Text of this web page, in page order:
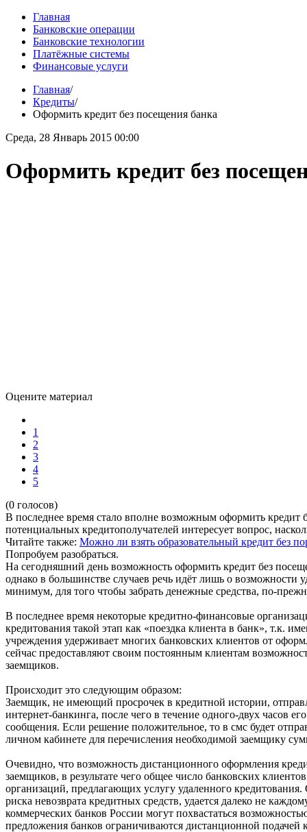
Главная
Банковские операции
Банковские технологии
Платёжные системы
Финансовые услуги
Главная/
Кредиты/
Оформить кредит без посещения банка
Среда, 28 Январь 2015 00:00
Оформить кредит без
Оцените материал
1
2
3
4
5
(0 голосов)
В последнее время стало вполне возможным оформить
потенциальных кредитополучателей интересует вопрос,
Читайте также: Можно ли взять образовательный кредит без
Попробуем разобраться.
На сегодняшний день возможность оформить кредит без
однако в большинстве случаев речь идёт лишь о возможности
минимум, для того чтобы забрать денежные средства, по-
В последнее время некоторые кредитно-финансовые
кредитования такой этап как «поездка клиента в банк», т.к.
учреждения удерживает многих банковских клиентов от
сейчас предоставляют своим постоянным клиентам
заемщиков.
Происходит это следующим образом:
Заемщик, не имеющий просрочек в кредитной истории,
интернет-банкинга, после чего в течение одного-двух часов
сообщения. Если решение положительное, то в смс будет
личном кабинете для перечисления необходимой заемщику
Очевидно, что возможность дистанционного оформления
заемщиков, в результате чего общее число банковских
организаций, предлагающих услугу удаленного
риска невозврата кредитных средств, удается далеко не
коммерческих банков России могут похвастаться
предложения банков ограничиваются дистанционной подачей